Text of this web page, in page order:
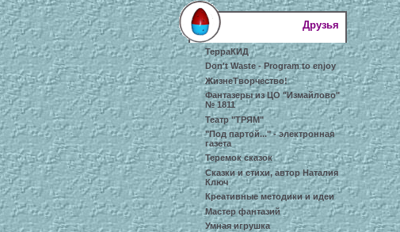
Друзья
ТерраКИД
Don't Waste - Program to enjoy
ЖизнеТворчество!
Фантазеры из ЦО "Измайлово"
№ 1811
Театр "ТРЯМ"
"Под партой..." - электронная
газета
Теремок сказок
Сказки и стихи, автор Наталия
Ключ
Креативные методики и идеи
Мастер фантазий
Умная игрушка